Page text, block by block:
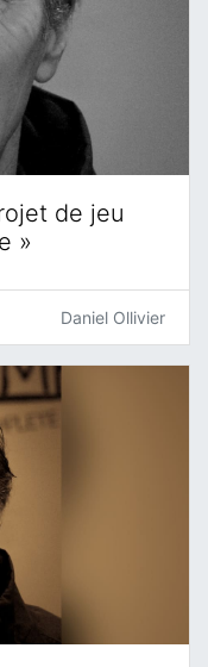
de jeu
»
Daniel Ollivier